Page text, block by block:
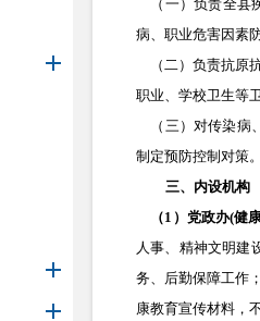
（一）负责全
病、职业危害因素
（二）负责抗
职业、学校卫生等
（三）对传染
制定预防控制对策
三、内设机构
（1 ）党政办(健
人事、精神文明建
务、后勤保障工作
康教育宣传材料，